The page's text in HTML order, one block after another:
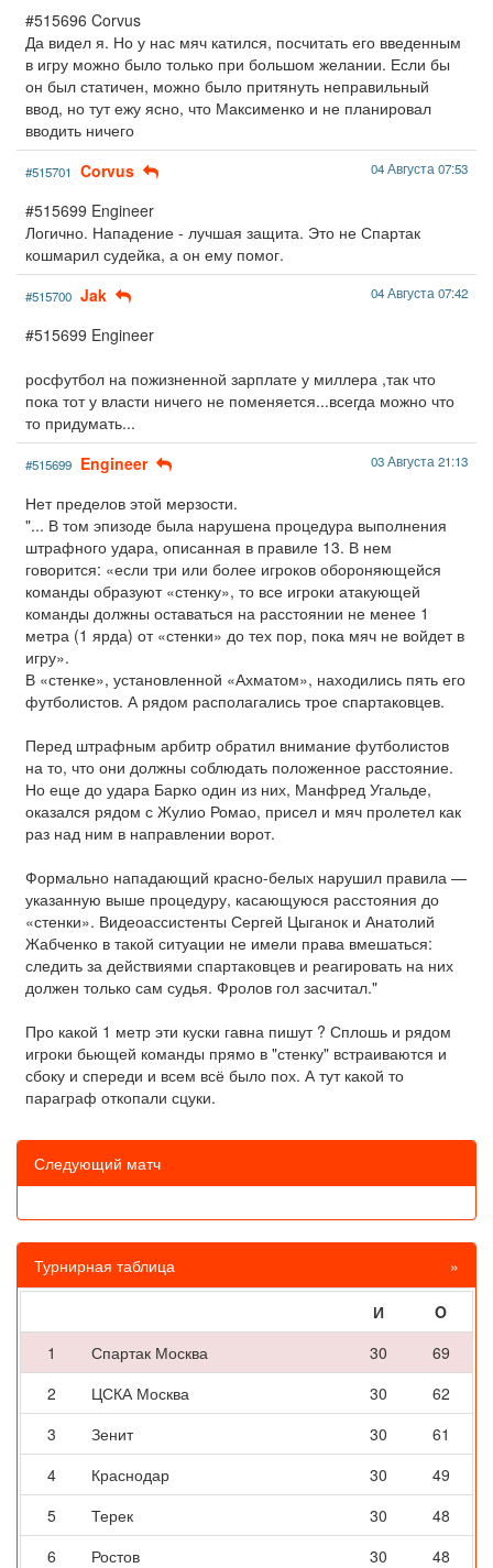
#515696 Corvus
Да видел я. Но у нас мяч катился, посчитать его введенным
в игру можно было только при большом желании. Если бы
он был статичен, можно было притянуть неправильный
ввод, но тут ежу ясно, что Максименко и не планировал
вводить ничего
#515701 Corvus 04 Августа 07:53
#515699 Engineer
Логично. Нападение - лучшая защита. Это не Спартак
кошмарил судейка, а он ему помог.
#515700 Jak 04 Августа 07:42
#515699 Engineer
росфутбол на пожизненной зарплате у миллера ,так что
пока тот у власти ничего не поменяется...всегда можно что
то придумать...
#515699 Engineer 03 Августа 21:13
Нет пределов этой мерзости.
"... В том эпизоде была нарушена процедура выполнения
штрафного удара, описанная в правиле 13. В нем
говорится: «если три или более игроков обороняющейся
команды образуют «стенку», то все игроки атакующей
команды должны оставаться на расстоянии не менее 1
метра (1 ярда) от «стенки» до тех пор, пока мяч не войдет в
игру».
В «стенке», установленной «Ахматом», находились пять его
футболистов. А рядом располагались трое спартаковцев.
Перед штрафным арбитр обратил внимание футболистов
на то, что они должны соблюдать положенное расстояние.
Но еще до удара Барко один из них, Манфред Угальде,
оказался рядом с Жулио Ромао, присел и мяч пролетел как
раз над ним в направлении ворот.
Формально нападающий красно-белых нарушил правила —
указанную выше процедуру, касающуюся расстояния до
«стенки». Видеоассистенты Сергей Цыганок и Анатолий
Жабченко в такой ситуации не имели права вмешаться:
следить за действиями спартаковцев и реагировать на них
должен только сам судья. Фролов гол засчитал."
Про какой 1 метр эти куски гавна пишут ? Сплошь и рядом
игроки бьющей команды прямо в "стенку" встраиваются и
сбоку и спереди и всем всё было пох. А тут какой то
параграф откопали сцуки.
Следующий матч
Турнирная таблица »
И
O
1
Спартак Москва 30
69
2
ЦСКА Москва 30
62
3
Зенит 30
61
4
Краснодар 30
49
5
Терек 30
48
6
Ростов 30
48